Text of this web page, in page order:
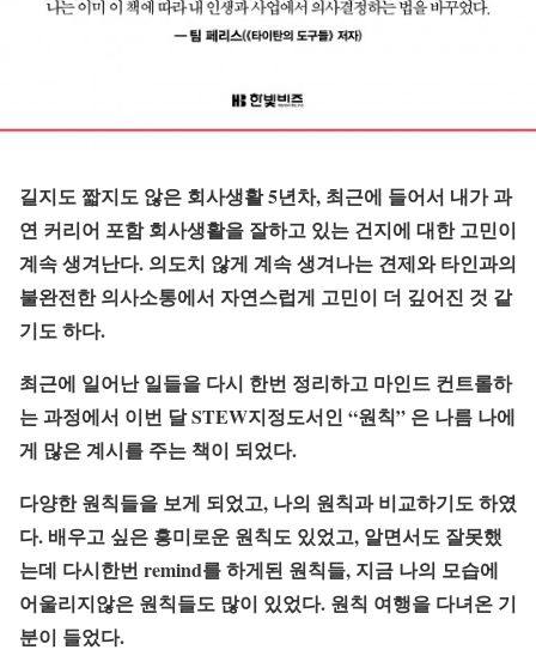
길지도 짧지도 않은 회사생활 5년차, 최근에 들어서 내가 과
연 커리어 포함 회사생활을 잘하고 있는 건지에 대한 고민이
계속 생겨난다. 의도치 않게 계속 생겨나는 견제와 타인과의
불완전한 의사소통에서 자연스럽게 고민이 더 깊어진 것 같
기도 하다.
최근에 일어난 일들을 다시 한번 정리하고 마인드 컨트롤하
는 과정에서 이번 달 STEW지정도서인 “원칙” 은 나름 나에
게 많은 계시를 주는 책이 되었다.
다양한 원칙들을 보게 되었고, 나의 원칙과 비교하기도 하였
다. 배우고 싶은 흥미로운 원칙도 있었고, 알면서도 잘못했
는데 다시한번 remind를 하게된 원칙들, 지금 나의 모습에
어울리지않은 원칙들도 많이 있었다. 원칙 여행을 다녀온 기
분이 들었다.